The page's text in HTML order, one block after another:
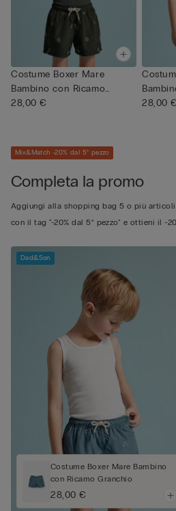
Costume Boxer Mare
Bambino con Ricamo
Tartarughe
28,00 € 28,00 €
Mix&Match -20% dal 5° pezzo
Completa la promo
Aggiungi alla shopping bag 5 o più
con il tag "-20% dal 5° pezzo" e ottieni il -
Dad&Son
Costume Boxer Mare Bambino
con Ricamo Granchio
28,00 €